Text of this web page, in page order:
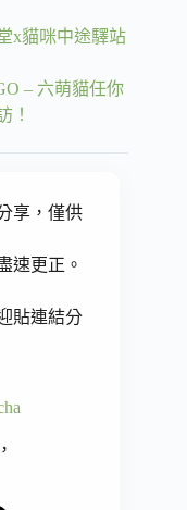
x貓咪中途驛站
– 六萌貓任你
！
享，僅供
速更正。
貼連結分